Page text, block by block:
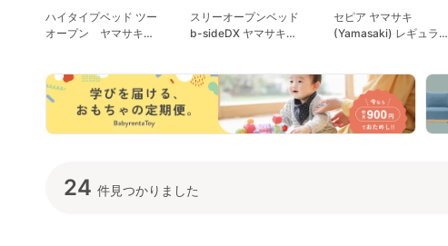
ハイタイプベッド ツー
オープン ヤマサキ
スリーオープンベッド
b-sideDX ヤマサキ
セピア ヤマサキ
(Yamasaki) レギュラー
24 件見つかりました